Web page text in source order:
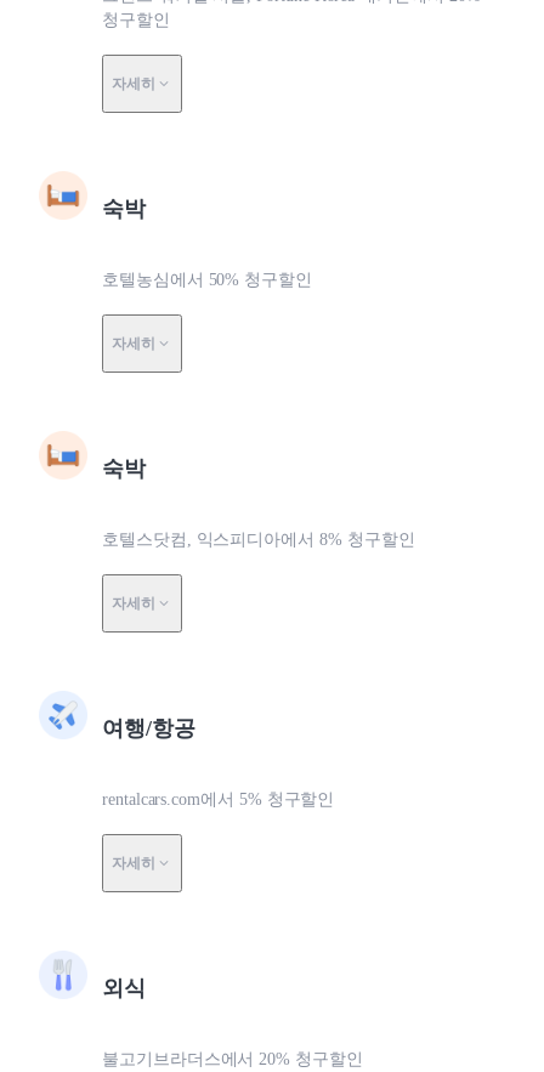
청구할인
자세히
숙박
호텔농심에서 50% 청구할인
자세히
숙박
호텔스닷컴, 익스피디아에서 8% 청구할인
자세히
여행/항공
rentalcars.com에서 5% 청구할인
자세히
외식
불고기브라더스에서 20% 청구할인